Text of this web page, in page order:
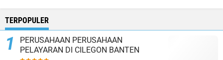
TERPOPULER
PERUSAHAAN PERUSAHAAN
PELAYARAN DI CILEGON BANTEN